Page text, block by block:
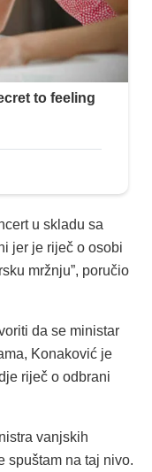
u skladu sa
jer je riječ o osobi
mržnju”, poručio
da se ministar
Konaković je
riječ o odbrani
vanjskih
spuštam na taj nivo.